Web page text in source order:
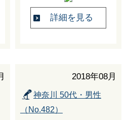
詳細を見る
2018年08月
神奈川 50代・男性
（No.482）